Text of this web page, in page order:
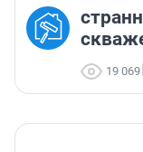
19 069